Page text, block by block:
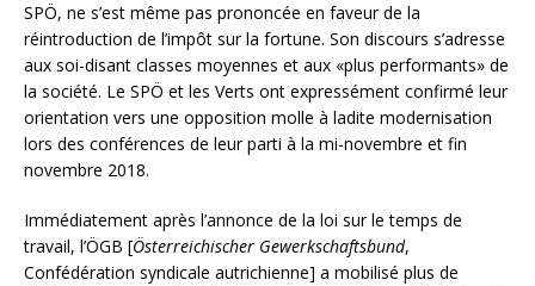
SPÖ, ne s’est même pas prononcée en faveur de la
réintroduction de l’impôt sur la fortune. Son discours s’adresse
aux soi-disant classes moyennes et aux «plus performants» de
la société. Le SPÖ et les Verts ont expressément confirmé leur
orientation vers une opposition molle à ladite modernisation
lors des conférences de leur parti à la mi-novembre et fin
novembre 2018.
Immédiatement après l’annonce de la loi sur le temps de
travail, l’ÖGB [Österreichischer Gewerkschaftsbund,
Confédération syndicale autrichienne] a mobilisé plus de